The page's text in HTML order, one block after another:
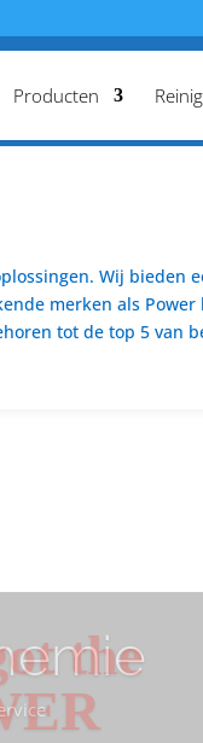
Producten
Wij bieden
merken als
tot de top 5 van
the